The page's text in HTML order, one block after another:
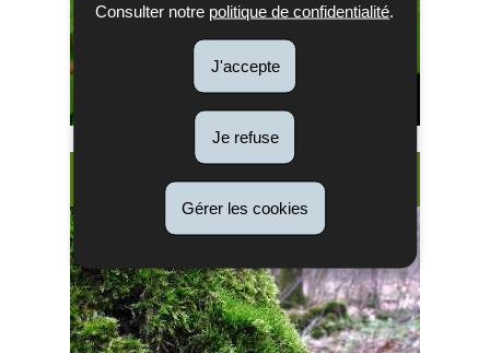
Consulter notre politique de confidentialité
J'accepte
Je refuse
Gérer les cookies